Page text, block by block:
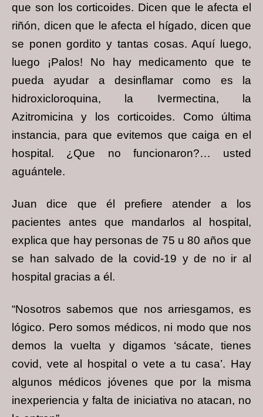
que son los corticoides. Dicen que le afecta el
riñón, dicen que le afecta el hígado, dicen que
se ponen gordito y tantas cosas. Aquí luego,
luego ¡Palos! No hay medicamento que te
pueda ayudar a desinflamar como es la
hidroxicloroquina, la Ivermectina, la
Azitromicina y los corticoides. Como última
instancia, para que evitemos que caiga en el
hospital. ¿Que no funcionaron?… usted
aguántele.
Juan dice que él prefiere atender a los
pacientes antes que mandarlos al hospital,
explica que hay personas de 75 u 80 años que
se han salvado de la covid-19 y de no ir al
hospital gracias a él.
“Nosotros sabemos que nos arriesgamos, es
lógico. Pero somos médicos, ni modo que nos
demos la vuelta y digamos ‘sácate, tienes
covid, vete al hospital o vete a tu casa’. Hay
algunos médicos jóvenes que por la misma
inexperiencia y falta de iniciativa no atacan, no